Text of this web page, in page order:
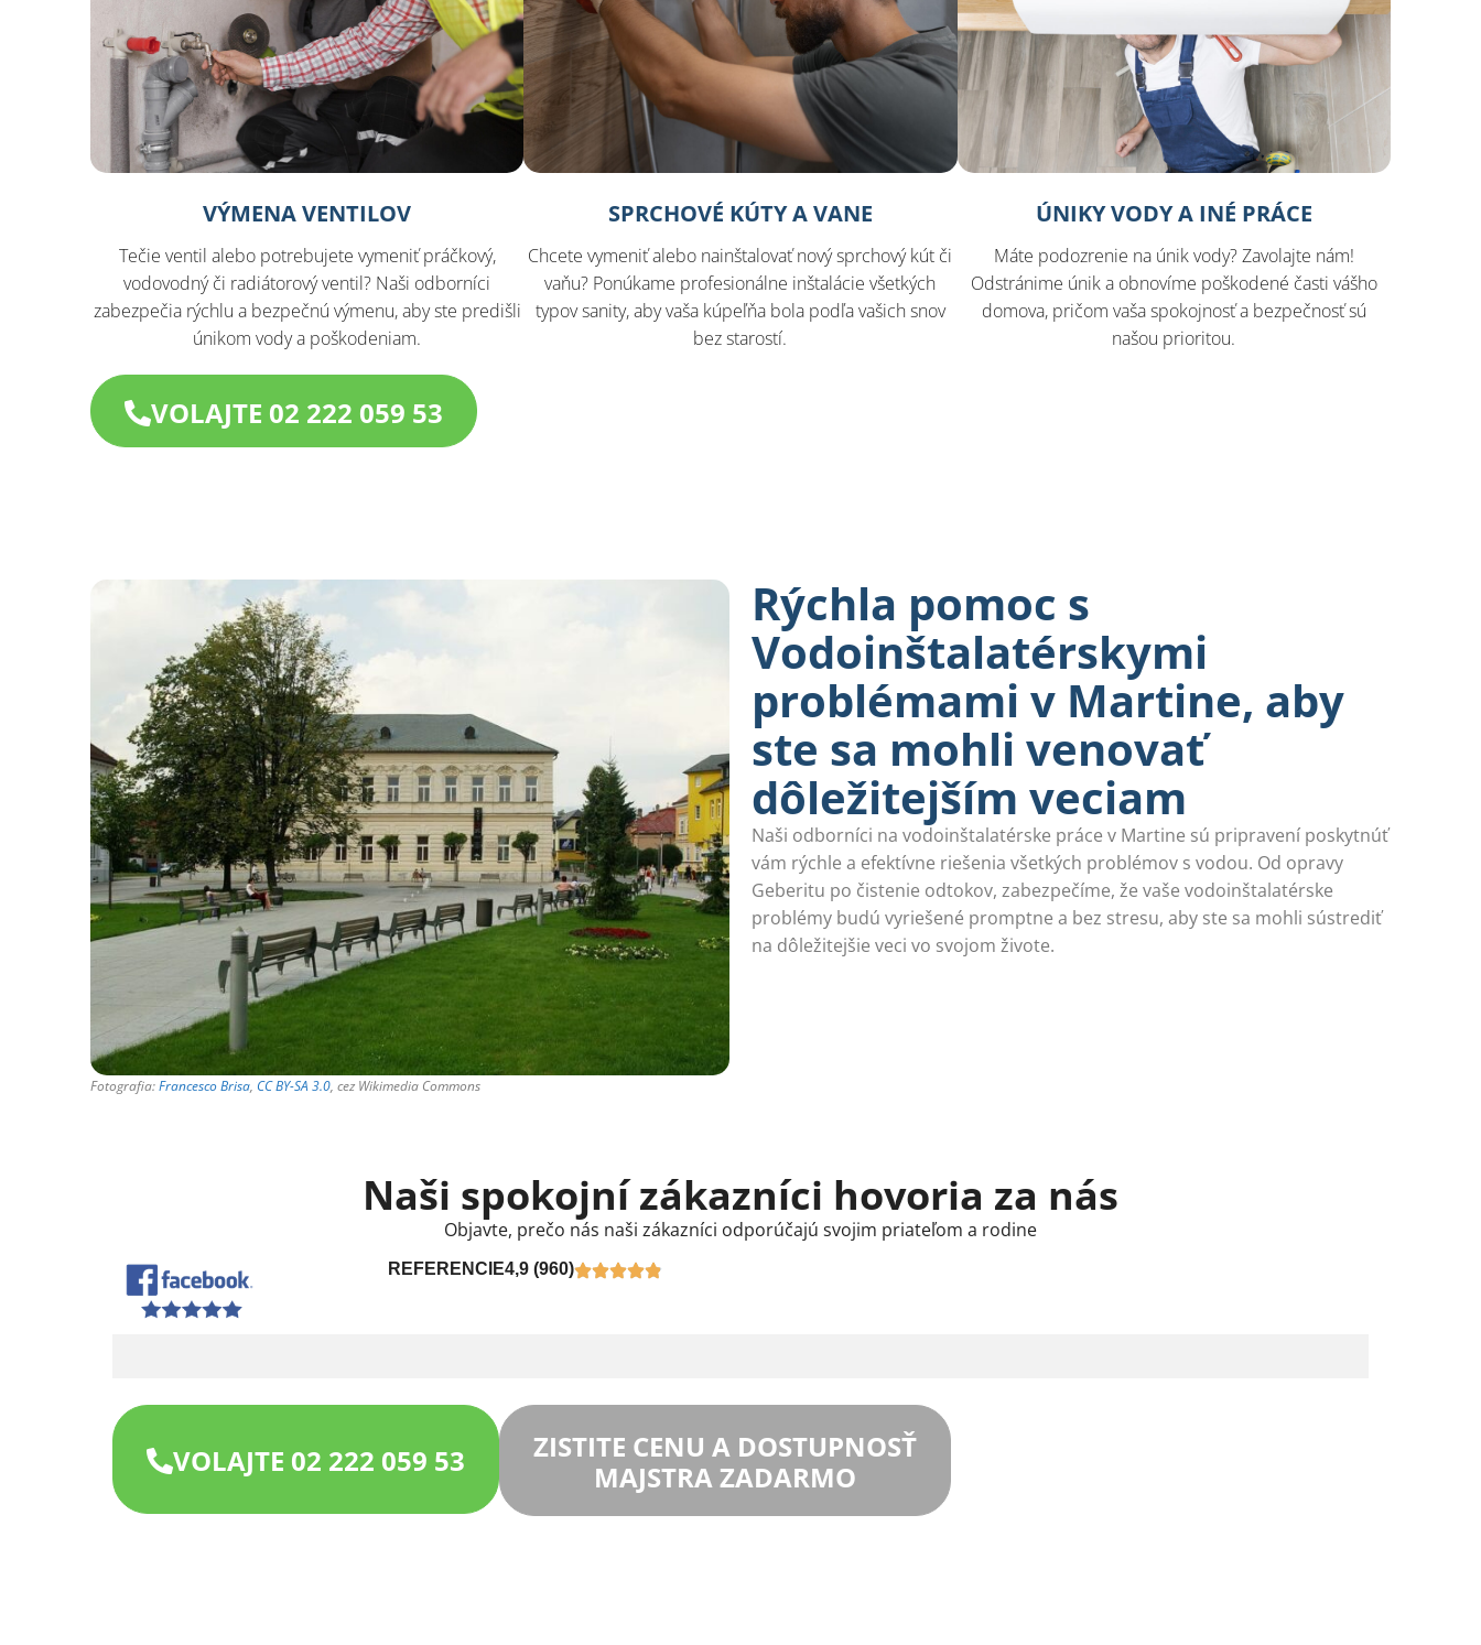
VÝMENA VENTILOV
Tečie ventil alebo potrebujete vymeniť práčkový,
vodovodný či radiátorový ventil? Naši odborníci
zabezpečia rýchlu a bezpečnú výmenu, aby ste predišli
únikom vody a poškodeniam.
SPRCHOVÉ KÚTY A VANE
Chcete vymeniť alebo nainštalovať nový sprchový kút či
vaňu? Ponúkame profesionálne inštalácie všetkých
typov sanity, aby vaša kúpeľňa bola podľa vašich snov
bez starostí.
ÚNIKY VODY A INÉ PRÁCE
Máte podozrenie na únik vody? Zavolajte nám!
Odstránime únik a obnovíme poškodené časti vášho
domova, pričom vaša spokojnosť a bezpečnosť sú
našou prioritou.
VOLAJTE 02 222 059 53
Fotografia:Francesco Brisa, CC BY-SA 3.0, cez Wikimedia Commons
Rýchla pomoc s
Vodoinštalatérskymi
problémami v Martine, aby
ste sa mohli venovať
dôležitejším veciam
Naši odborníci na vodoinštalatérske práce v Martine sú pripravení poskytnúť
vám rýchle a efektívne riešenia všetkých problémov s vodou. Od opravy
Geberitu po čistenie odtokov, zabezpečíme, že vaše vodoinštalatérske
problémy budú vyriešené promptne a bez stresu, aby ste sa mohli sústrediť
na dôležitejšie veci vo svojom živote.
Naši spokojní zákazníci hovoria za nás
Objavte, prečo nás naši zákazníci odporúčajú svojim priateľom a rodine
REFERENCIE4,9 (960)
VOLAJTE 02 222 059 53
ZISTITE CENU A DOSTUPNOSŤ
MAJSTRA ZADARMO